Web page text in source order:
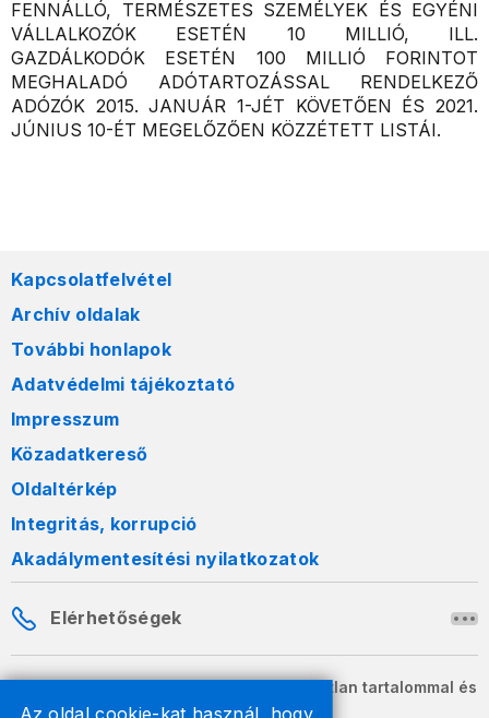
Az oldal cookie-kat használ, hogy
FENNÁLLÓ, TERMÉSZETES SZEMÉLYEK ÉS EGYÉNI
VÁLLALKOZÓK ESETÉN 10 MILLIÓ, ILL.
GAZDÁLKODÓK ESETÉN 100 MILLIÓ FORINTOT
MEGHALADÓ ADÓTARTOZÁSSAL RENDELKEZŐ
ADÓZÓK 2015. JANUÁR 1-JÉT KÖVETŐEN ÉS 2021.
JÚNIUS 10-ÉT MEGELŐZŐEN KÖZZÉTETT LISTÁI.
Kapcsolatfelvétel
Archív oldalak
További honlapok
Adatvédelmi tájékoztató
Impresszum
Közadatkereső
Oldaltérkép
Integritás, korrupció
Akadálymentesítési nyilatkozatok
Elérhetőségek
A honlapon szereplő információk változatlan tartalommal és
formában szabadon terjeszthetők.